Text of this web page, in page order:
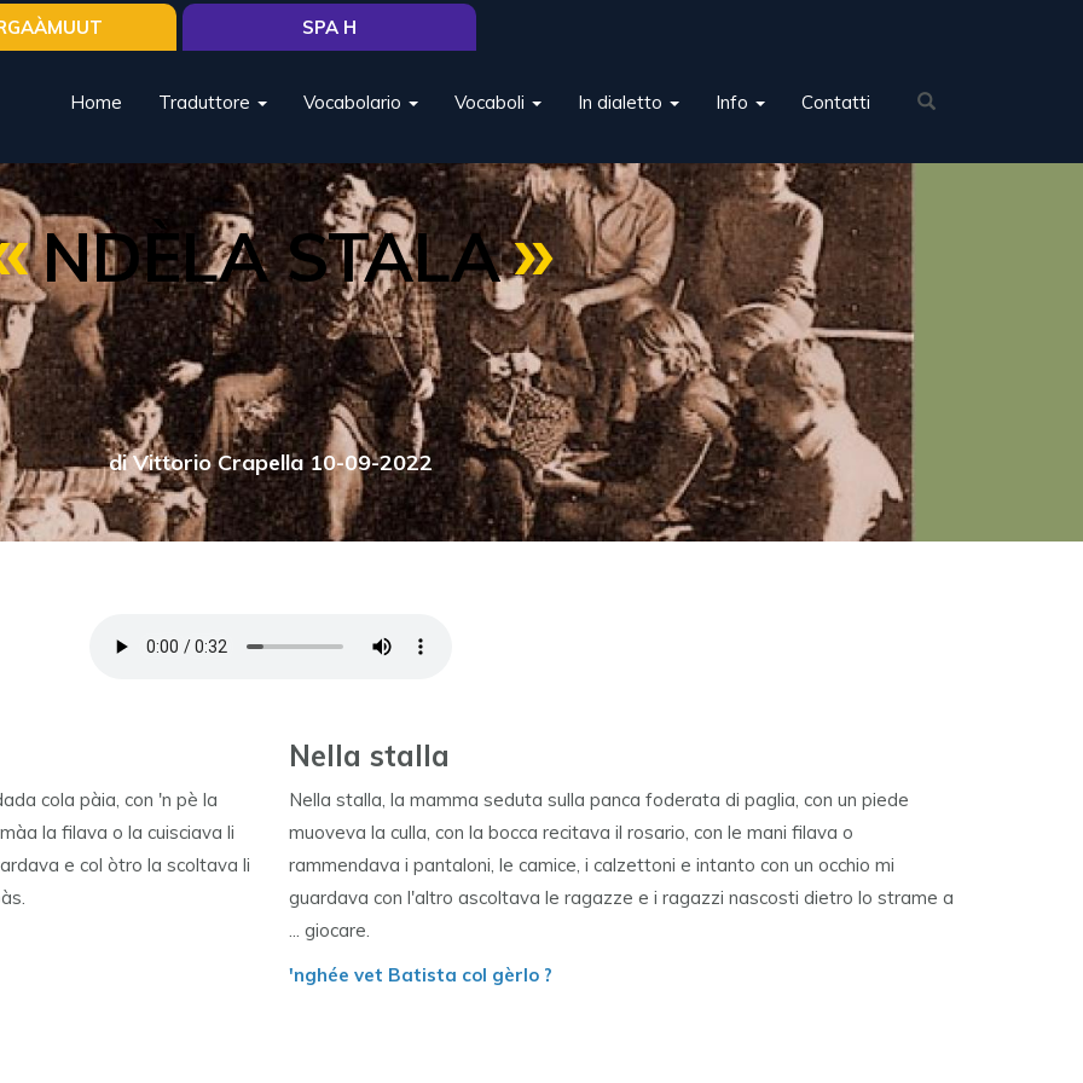
Home Traduttore Vocabolario Vocaboli In dialetto Info Contatti
SPA H
NDÈLA STALA
di Vittorio Crapella 10-09-2022
cola pàia, con 'n pè la
la filava o la cuisciava li
e col òtro la scoltava li
Nella stalla
Nella stalla, la mamma seduta sulla panca foderata di paglia, con un piede
muoveva la culla, con la bocca recitava il rosario, con le mani filava o
rammendava i pantaloni, le camice, i calzettoni e intanto con un occhio mi
guardava con l'altro ascoltava le ragazze e i ragazzi nascosti dietro lo strame a
... giocare.
'nghée vet Batista col gèrlo ?